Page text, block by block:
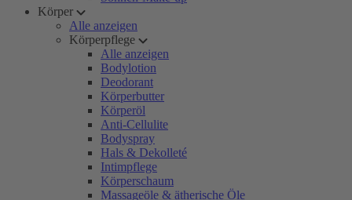
Körper
Alle anzeigen
Körperpflege
Alle anzeigen
Bodylotion
Deodorant
Körperbutter
Körperöl
Anti-Cellulite
Bodyspray
Hals & Dekolleté
Intimpflege
Körperschaum
Massageöle & ätherische Öle